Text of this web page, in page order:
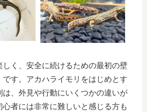
しく、安全に続けるための最初の壁
です。アカハライモリをはじめとす
は、外見や行動にいくつかの違いが
心者には非常に難しいと感じる方も